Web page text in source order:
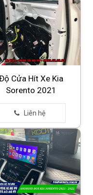
Cửa Hít Xe Kia
Sorento 2021